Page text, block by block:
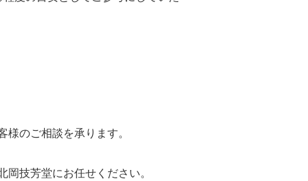
のご相談を承ります。
技芳堂にお任せください。